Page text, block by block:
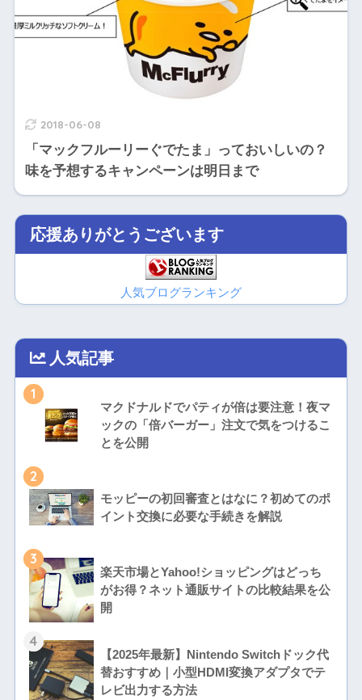
2018-06-08
「マックフルーリーぐでたま」っておいしいの？
味を予想するキャンペーンは明日まで
応援ありがとうございます
人気ブログランキング
人気記事
1
マクドナルドでパティが倍は要注意！夜マ
ックの「倍バーガー」注文で気をつけるこ
とを公開
2
モッピーの初回審査とはなに？初めてのポ
イント交換に必要な手続きを解説
3
楽天市場とYahoo!ショッピングはどっち
がお得？ネット通販サイトの比較結果を公
開
4
【2025年最新】Nintendo Switchドック代
替おすすめ｜小型HDMI変換アダプタでテ
レビ出力する方法